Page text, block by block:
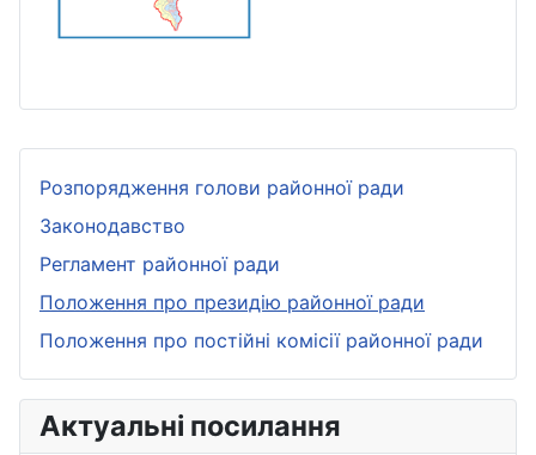
Розпорядження голови районної ради
Законодавство
Регламент районної ради
Положення про президію районної ради
Положення про постійні комісії районної ради
Актуальні посилання